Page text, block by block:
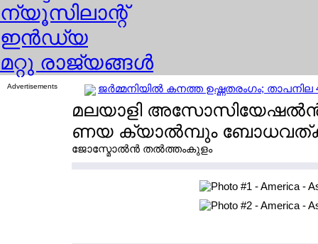
ന്യൂസിലാന്റ്
ഇന്‍ഡ്യ
മറ്റു രാജ്യങ്ങള്‍
Advertisements ജര്‍മ്മനിയില്‍ കനത്ത ഉഷ്ണതരംഗം; താപനില
മലയാളി
ണയ ക്യാല്‍മ്പും
ജോസ്മോല്‍ന്‍ തല്‍ത്തംകുളം